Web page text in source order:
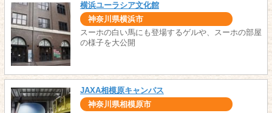
横浜ユーラシア文化館
神奈川県横浜市
スーホの白い馬にも登場するゲルや、スーホの部屋
の様子を大公開
JAXA相模原キャンパス
神奈川県相模原市